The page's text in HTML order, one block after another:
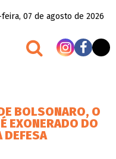
07 de agosto de 2026
BOLSONARO, O
EXONERADO DO
DEFESA